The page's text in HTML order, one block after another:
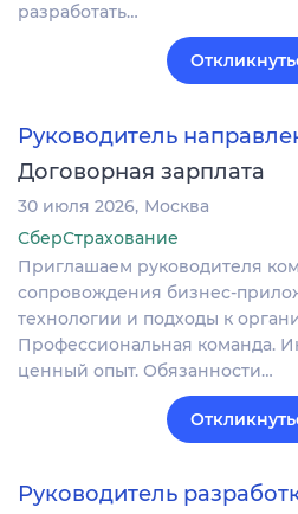
разработать…
Руководитель
Договорная зарплата
30 июля 2026 Москва
СберСтрахование
Приглашаем руководителя
сопровождения бизнес-
технологии и подходы к
Профессиональная команда.
ценный опыт. Обязанности…
Руководитель